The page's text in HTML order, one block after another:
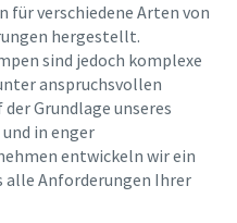
für verschiedene Arten von
hergestellt.
sind jedoch komplexe
anspruchsvollen
Grundlage unseres
in enger
entwickeln wir ein
alle Anforderungen Ihrer